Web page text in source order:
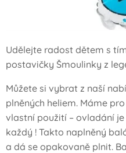
Udělejte radost dětem s
postavičky Šmoulinky z
Můžete si vybrat z naší
plněných heliem. Máme
vlastní použití – ovladání
každý ! Takto naplněný
a dá se opakovaně plnit.